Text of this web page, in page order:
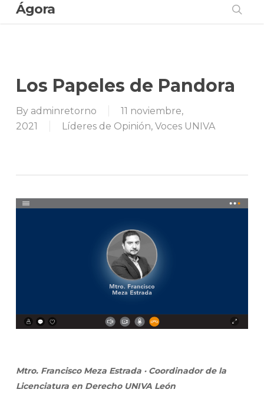
Ágora
Los Papeles de Pandora
By adminretorno
11 noviembre,
2021
Líderes de Opinión, Voces UNIVA
Mtro. Francisco Meza Estrada · Coordinador de la
Licenciatura en Derecho UNIVA León